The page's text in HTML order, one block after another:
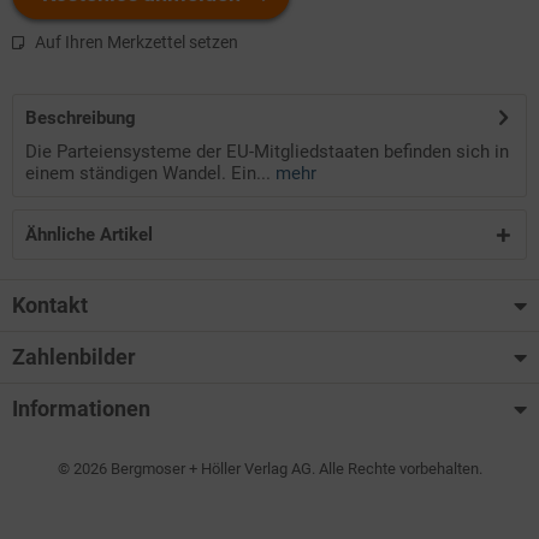
Auf Ihren Merkzettel setzen
Beschreibung
Die Parteiensysteme der EU-Mitgliedstaaten befinden sich in
einem ständigen Wandel. Ein... mehr
Ähnliche Artikel
Kontakt
Zahlenbilder
Informationen
© 2026 Bergmoser + Höller Verlag AG. Alle Rechte vorbehalten.